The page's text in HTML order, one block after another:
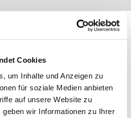
Cookies
um Inhalte und Anzeigen zu
für soziale Medien anbieten
auf unsere Website zu
wir Informationen zu Ihrer